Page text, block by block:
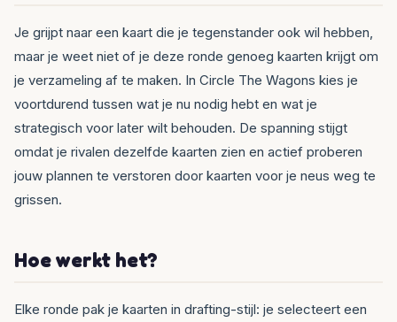
Je grijpt naar een kaart die je tegenstander ook wil hebben,
maar je weet niet of je deze ronde genoeg kaarten krijgt om
je verzameling af te maken. In Circle The Wagons kies je
voortdurend tussen wat je nu nodig hebt en wat je
strategisch voor later wilt behouden. De spanning stijgt
omdat je rivalen dezelfde kaarten zien en actief proberen
jouw plannen te verstoren door kaarten voor je neus weg te
grissen.
Hoe werkt het?
Elke ronde pak je kaarten in drafting-stijl: je selecteert een